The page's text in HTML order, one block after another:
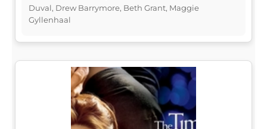
Duval, Drew Barrymore, Beth Grant, Maggie
Gyllenhaal